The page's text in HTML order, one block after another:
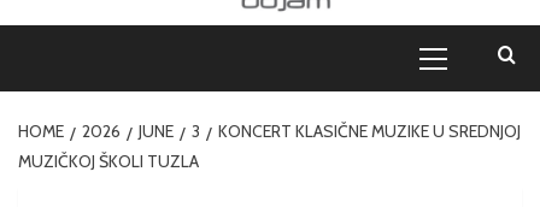
HOME 2026 JUNE 3
KONCERT KLASIČNE MUZIKE U SREDNJOJ
MUZIČKOJ ŠKOLI TUZLA